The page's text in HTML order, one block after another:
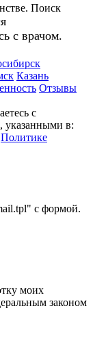
Поиск
с врачом.
Казань
Отзывы
с
указанными в:
Политике
с формой.
моих
законом